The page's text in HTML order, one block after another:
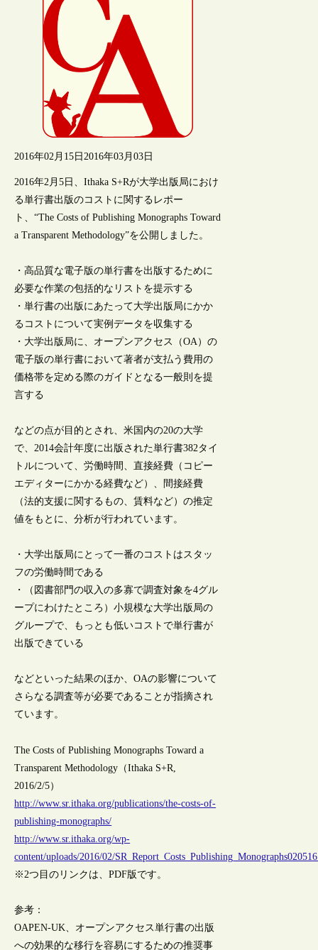
2016年02月15日 2016年03月03日
2016年2月5日、Ithaka S+Rが大学出版局におけ
る単行書出版のコストに関するレポー
ト、“The Costs of Publishing Monographs Toward
a Transparent Methodology”を公開しました。
・高品質な電子版の単行書を出版するために
必要な作業の包括的なリストを提示する
・単行書の出版にあたって大学出版局にかか
るコストについて実例データを収集する
・大学出版局に、オープンアクセス（OA）の
電子版の単行書において著者が支払う費用の
価格帯を定める際のガイドとなる一般則を提
言する
などの点が目的とされ、米国内の20の大学
で、2014会計年度に出版された単行書382タイ
トルについて、労働時間、直接経費（コピー
エディターにかかる経費など）、間接経費
（法的支援に関するもの、賃料など）の推定
値をもとに、分析が行われています。
・大学出版局にとって一番のコストはスタッ
フの労働時間である
・（図書部門の収入の多寡で調査対象を4グル
ープにわけたところ）小規模な大学出版局の
グループで、もっとも低いコストで単行書が
出版できている
などといった結果のほか、OAの影響について
さらなる調査等が必要であることが指摘され
ています。
The Costs of Publishing Monographs Toward a
Transparent Methodology（Ithaka S+R,
2016/2/5）
http://www.sr.ithaka.org/publications/the-costs-of-
publishing-monographs/
http://www.sr.ithaka.org/wp-
content/uploads/2016/02/
※2つ目のリンクは、PDF版です。
参考：
OAPEN-UK、オープンアクセス単行書の出版
への効果的な移行を容易にするための推奨事